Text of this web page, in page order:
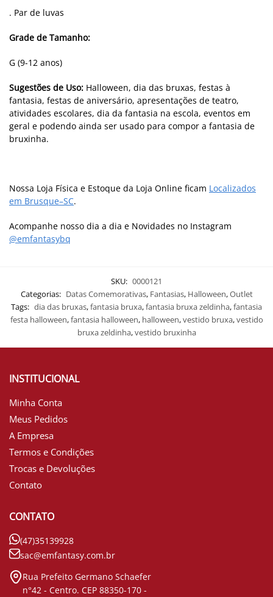
. Par de luvas
Grade de Tamanho:
G (9-12 anos)
Sugestões de Uso: Halloween, dia das bruxas, festas à
fantasia, festas de aniversário, apresentações de teatro,
atividades escolares, dia da fantasia na escola, eventos em
geral e podendo ainda ser usado para compor a fantasia de
bruxinha.
Nossa Loja Física e Estoque da Loja Online ficam Localizados
em Brusque–SC.
Acompanhe nosso dia a dia e Novidades no Instagram
@emfantasybq
SKU: 0000121
Categorias: Datas Comemorativas, Fantasias, Halloween,Outlet
Tags: dia das bruxas,fantasia bruxa,fantasia bruxa zeldinha,fantasia
festa halloween,fantasia halloween, halloween,vestido bruxa,vestido
bruxa zeldinha,vestido bruxinha
INSTITUCIONAL
Minha Conta
Meus Pedidos
A Empresa
Termos e Condições
Trocas e Devoluções
Contato
CONTATO
(47)35139928
sac@emfantasy.com.br
Rua Prefeito Germano Schaefer
n°42 - Centro. CEP 88350-170 -